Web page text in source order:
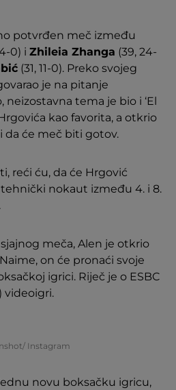
potvrđen meč između
0) i Zhileia Zhanga (39, 24-
(31, 11-0). Preko svojeg
je na pitanje
neizostavna tema je bio i ‘El
Hrgovića kao favorita, a otkrio
da će meč biti gotov.
reći ću, da će Hrgović
nokaut između 4. i 8.
meča, Alen je otkrio
on će pronaći svoje
igrici. Riječ je o ESBC
videoigri.
Instagram
novu boksačku igricu,